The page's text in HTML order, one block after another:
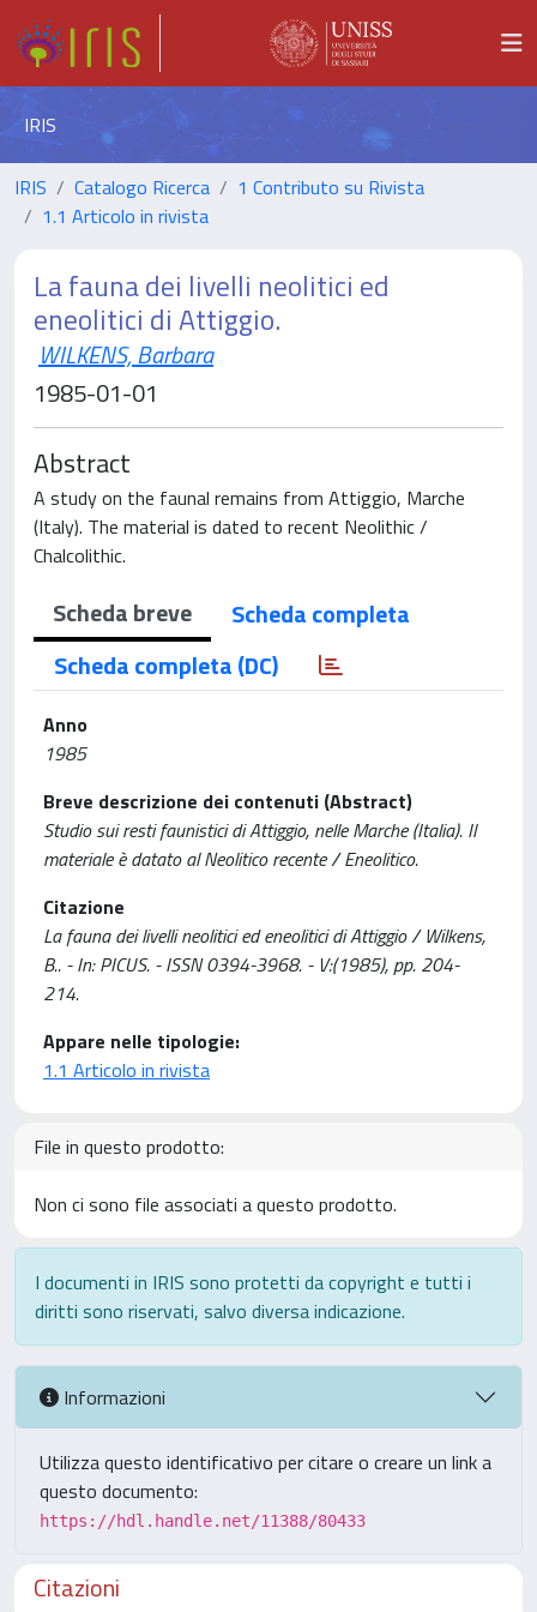
IRIS
IRIS Catalogo Ricerca
1 Contributo su Rivista
1.1 Articolo in rivista
La fauna dei livelli neolitici ed
eneolitici di Attiggio.
WILKENS, Barbara
1985-01-01
Abstract
A study on the faunal remains from Attiggio, Marche
(Italy). The material is dated to recent Neolithic /
Chalcolithic.
Scheda breve
Scheda completa
Scheda completa (DC)
Anno
1985
Breve descrizione dei contenuti (Abstract)
Studio sui resti faunistici di Attiggio, nelle Marche (Italia). Il
materiale è datato al Neolitico recente / Eneolitico.
Citazione
La fauna dei livelli neolitici ed eneolitici di Attiggio / Wilkens,
B.. - In: PICUS. - ISSN 0394-3968. - V:(1985), pp. 204-
214.
Appare nelle tipologie:
1.1 Articolo in rivista
File in questo prodotto:
Non ci sono file associati a questo prodotto.
I documenti in IRIS sono protetti da copyright e tutti i
diritti sono riservati, salvo diversa indicazione.
Informazioni
Utilizza questo identificativo per citare o creare un link a
questo documento:
https://hdl.handle.net/11388/80433
Citazioni